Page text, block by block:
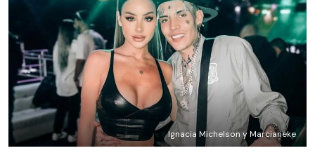
Ignacia Michelson y Marcianeke